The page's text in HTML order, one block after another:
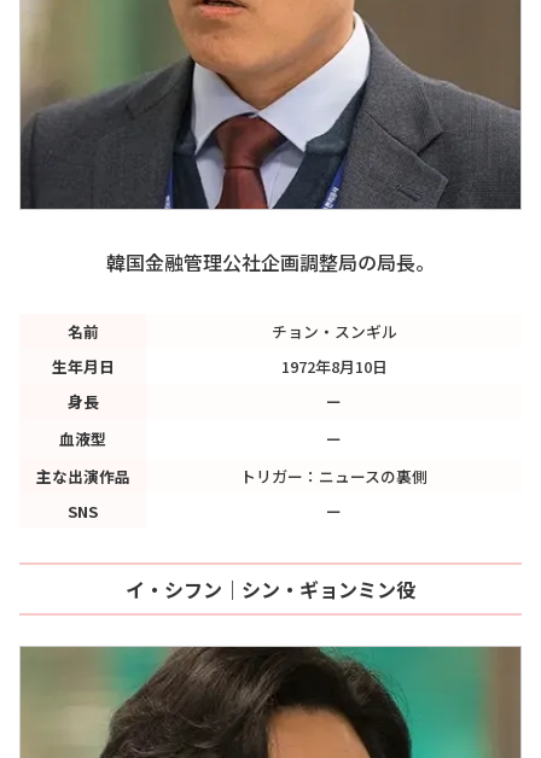
韓国金融管理公社企画調整局の局長。
名前
チョン・スンギル
生年月日
1972年8月10日
身長
ー
血液型
ー
主な出演作品
トリガー：ニュースの裏側
SNS
ー
イ・シフン｜シン・ギョンミン役